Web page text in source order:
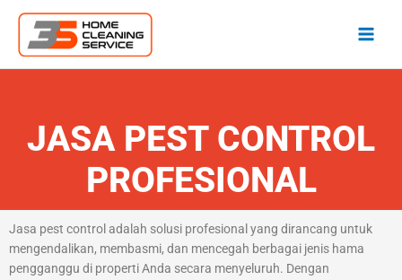
konten
JASA PEST CONTROL
PROFESIONAL
Jasa pest control adalah solusi profesional yang dirancang untuk
mengendalikan, membasmi, dan mencegah berbagai jenis hama
pengganggu di properti Anda secara menyeluruh. Dengan